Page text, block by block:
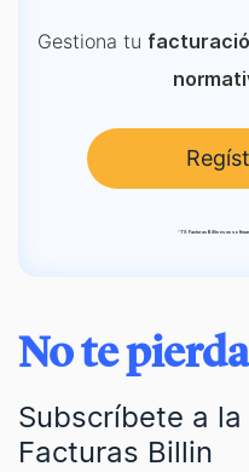
Gestiona tu
*TS Facturas Billin es un
No te
Subscríbete a
Facturas Billin